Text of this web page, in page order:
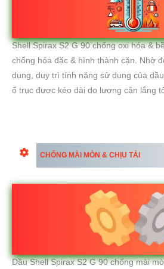
Shell Spirax S2 G 90 chống oxi hóa &
chống hóa đặc & hình thành cặn. Nhờ
dụng, duy trì tính năng sử dụng của
ổ trục được kéo dài do lượng cặn lắng
CHỐNG MÀI MÒN & CHỊU TẢI
Dầu Shell Spirax S2 G 90 chống mài